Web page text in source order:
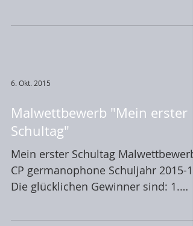
6. Okt. 2015
Malwettbewerb "Mein erster
Schultag"
Mein erster Schultag Malwettbewerb
CP germanophone Schuljahr 2015-16
Die glücklichen Gewinner sind: 1.